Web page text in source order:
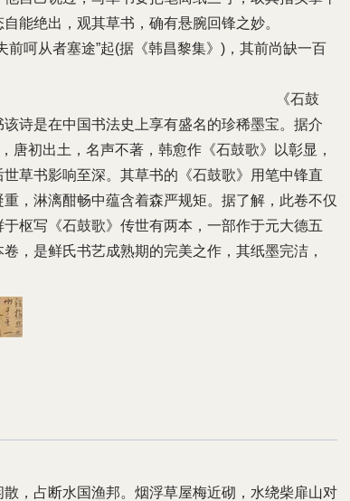
能绝出，观其草书，确有悬腕回锋之妙。
前呵从者塞途”起(据《韩昌黎集》)，其前尚缺一百
石鼓
诗是在中国书法史上享有盛名的珍稀墨宝。据介
唐初出土，名声不著，韩愈作《石鼓歌》以彰显，
草书影响至深。其草书的《石鼓歌》用笔中锋直
，淋漓酣畅中蕴含着森严规矩。据了解，此卷不仅
枢写《石鼓歌》传世有两本，一部作于元大德五
，是鲜氏书艺成熟期的完美之作，其纸墨完洁，
，占断水国渔邦。烟浮草屋梅近砌，水绕柴扉山对